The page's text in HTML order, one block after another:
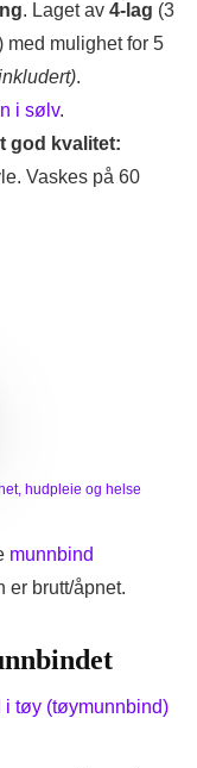
. Laget av 4-lag (3
med mulighet for 5
.
i sølv.
god kvalitet:
Vaskes på 60
hudpleie og helse
munnbind
er brutt/åpnet.
i tøy (tøymunnbind)